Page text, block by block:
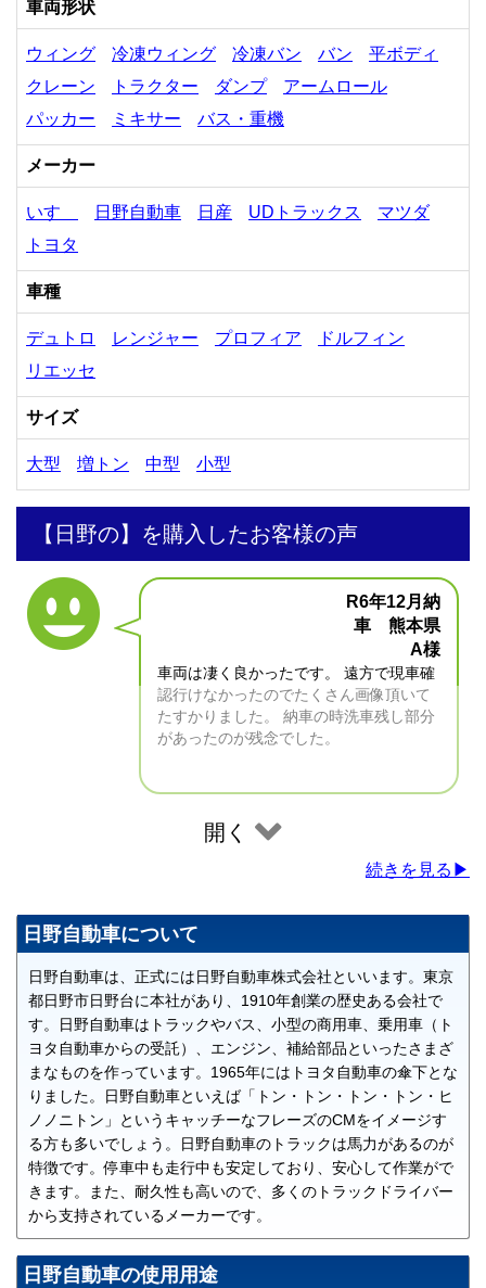
車両形状
ウィング 冷凍ウィング 冷凍バン バン
平ボディ
クレーン
トラクター ダンプ
アームロール
パッカー
ミキサー バス・重機
メーカー
いすゞ 日野自動車 日産 UDトラックス
マツダ
トヨタ
車種
デュトロ レンジャー プロフィア
ドルフィン
リエッセ
サイズ
大型 増トン 中型 小型
【日野の】を購入したお客様の声
R6年12月納
車 熊本県
A様
車両は凄く良かったです。 遠方で現車確
認行けなかったのでたくさん画像頂いて
たすかりました。 納車の時洗車残し部分
があったのが残念でした。
開く
続きを見る▶
日野自動車について
日野自動車は、正式には日野自動車株式会社といいます。東京
都日野市日野台​​に本社があり、1910年創業の歴史ある会社で
す。日野自動車はトラックやバス、小型の商用車、乗用車（ト
ヨタ自動車からの受託）、エンジン、補給部品といったさまざ
まなものを作っています。1965年にはトヨタ自動車の傘下とな
りました。日野自動車といえば「トン・トン・トン・トン・ヒ
ノノニトン」というキャッチーなフレーズのCMをイメージす
る方も多いでしょう。日野自動車のトラックは馬力があるのが
特徴です。停車中も走行中も安定しており、安心して作業がで
きます。また、耐久性も高いので、多くのトラックドライバー
から支持されているメーカーです。
日野自動車の使用用途